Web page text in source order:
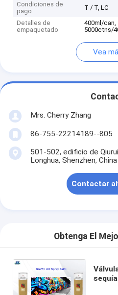
Condiciones de
pago
T / T, LC
Detalles de
empaquetado
400ml/
5000ctns/
Vea
Mrs. Cherry Zhang
86-755-22214189--805
501-502, edificio de
Longhua, Shenzhen, China
Contactar
Obtenga El